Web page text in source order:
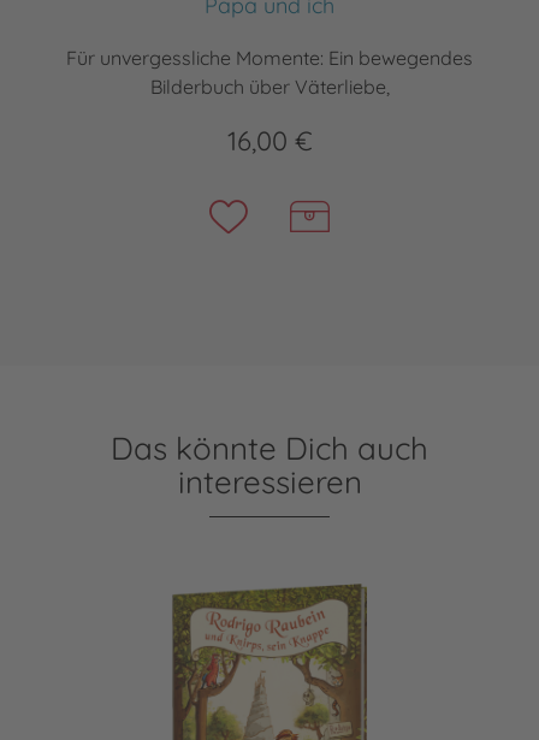
Papa und ich
Für unvergessliche Momente: Ein bewegendes
Bilderbuch über Väterliebe,
16,00 €
Das könnte Dich auch
interessieren